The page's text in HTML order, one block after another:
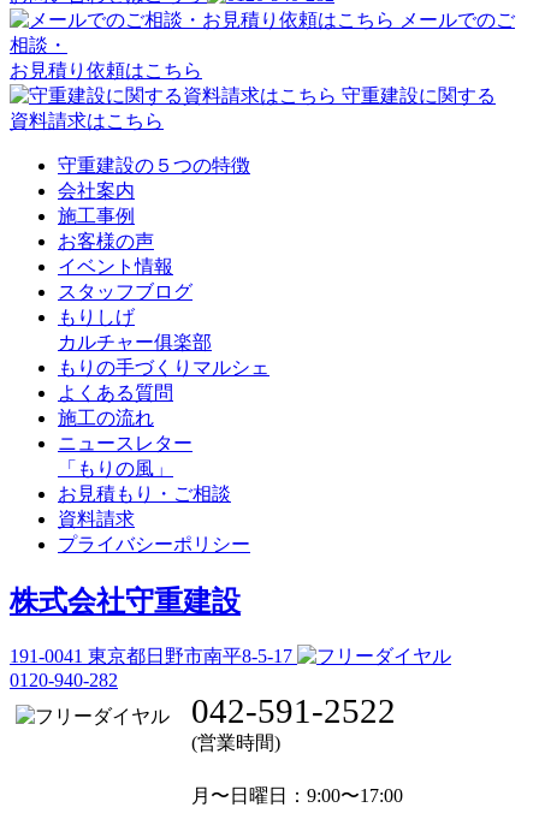
メールでのご
相談・
お見積り依頼はこちら
守重建設に関する
資料請求はこちら
守重建設の５つの特徴
会社案内
施工事例
お客様の声
イベント情報
スタッフブログ
もりしげ
カルチャー俱楽部
もりの手づくりマルシェ
よくある質問
施工の流れ
ニュースレター
「もりの風」
お見積もり・ご相談
資料請求
プライバシーポリシー
株式会社守重建設
191-0041 東京都日野市南平8-5-17
0120-940-282
042-591-2522
(営業時間)
月〜日曜日 ：9:00〜17:00